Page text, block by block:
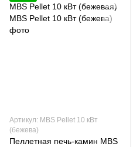
Артикул: MBS Pellet 10 кВт
(бежева)
Пеллетная печь-камин MBS